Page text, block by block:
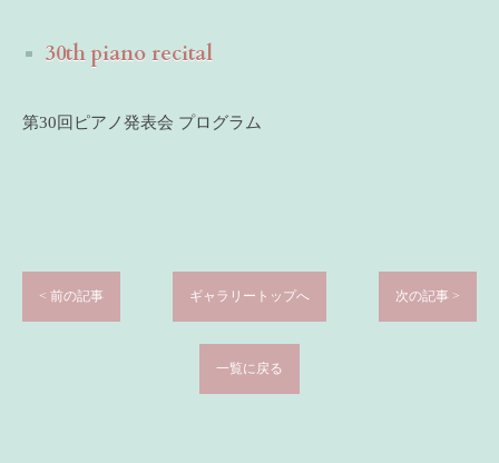
30th piano recital
第30回ピアノ発表会 プログラム
< 前の記事 ギャラリートップへ 次の記事 >
一覧に戻る